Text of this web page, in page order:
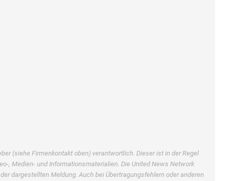
(siehe Firmenkontakt oben) verantwortlich. Dieser ist in der Regel
, Medien- und Informationsmaterialien. Die United News Network
dargestellten Meldung. Auch bei Übertragungsfehlern oder anderen